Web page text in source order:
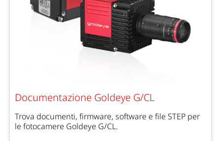
Documentazione Goldeye G/CL
Trova documenti, firmware, software e file STEP per
le fotocamere Goldeye G/CL.